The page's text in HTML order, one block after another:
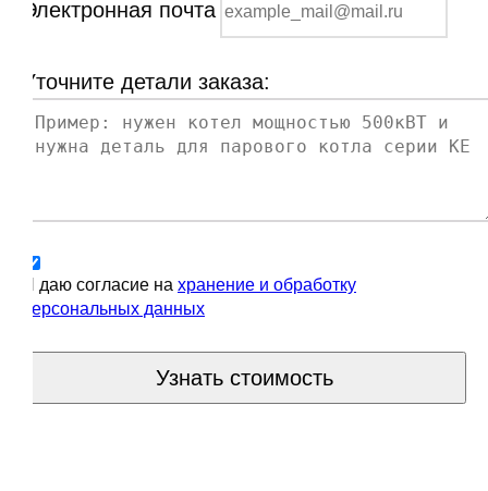
Электронная почта
Уточните детали заказа:
Я даю согласие на хранение и обработку
персональных данных
Узнать стоимость